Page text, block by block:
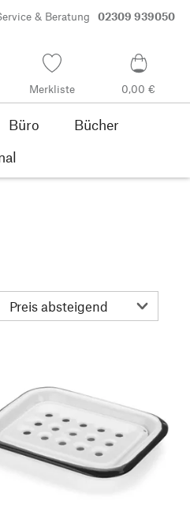
& Beratung 02309 939050
Merkliste 0,00 €
Büro
Bücher